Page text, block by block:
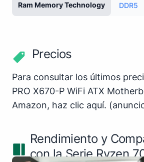
Ram Memory Technology DDR5
Precios
Para consultar los últimos
PRO X670-P WiFi ATX
Amazon, haz clic aquí.
Rendimiento y
con la Serie Ryzen